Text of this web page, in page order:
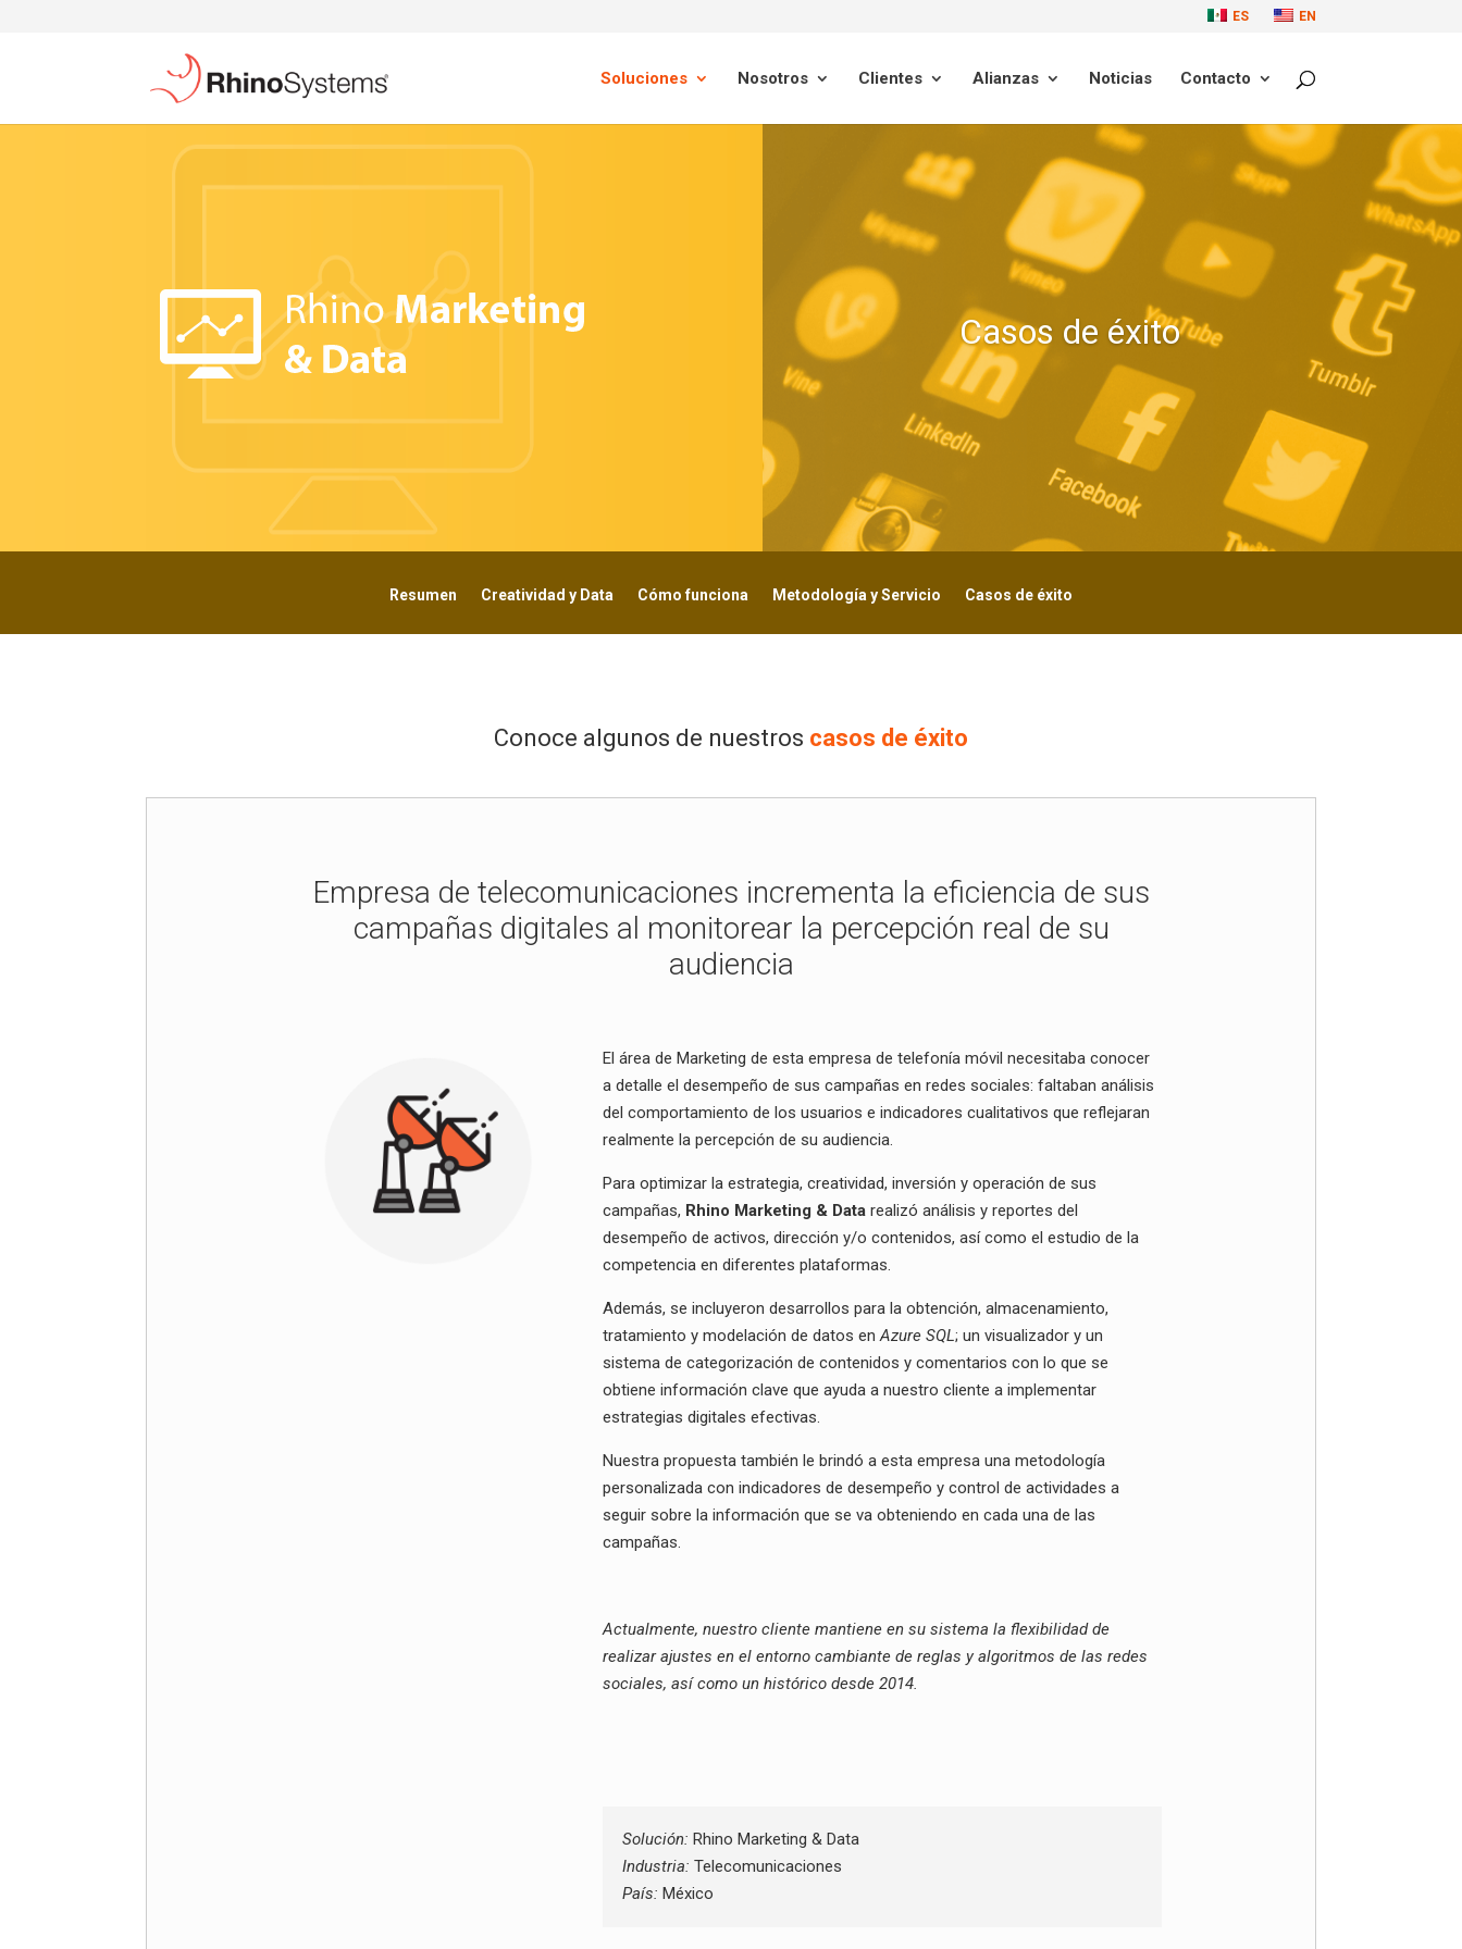
ES EN
Soluciones Nosotros Clientes Alianzas Noticias Contacto
Casos de éxito
Resumen Creatividad y Data Cómo funciona Metodología y Servicio Casos de éxito
Conoce algunos de nuestros casos de éxito
Empresa de telecomunicaciones incrementa la eficiencia de sus
campañas digitales al monitorear la percepción real de su
audiencia
El área de Marketing de esta empresa de telefonía móvil necesitaba conocer
a detalle el desempeño de sus campañas en redes sociales: faltaban análisis
del comportamiento de los usuarios e indicadores cualitativos que reflejaran
realmente la percepción de su audiencia.
Para optimizar la estrategia, creatividad, inversión y operación de sus
campañas, Rhino Marketing & Data realizó análisis y reportes del
desempeño de activos, dirección y/o contenidos, así como el estudio de la
competencia en diferentes plataformas.
Además, se incluyeron desarrollos para la obtención, almacenamiento,
tratamiento y modelación de datos enAzure SQL; un visualizador y un
sistema de categorización de contenidos y comentarios con lo que se
obtiene información clave que ayuda a nuestro cliente a implementar
estrategias digitales efectivas.
Nuestra propuesta también le brindó a esta empresa una metodología
personalizada con indicadores de desempeño y control de actividades a
seguir sobre la información que se va obteniendo en cada una de las
campañas.
Actualmente, nuestro cliente mantiene en su sistema la flexibilidad de
realizar ajustes en el entorno cambiante de reglas y algoritmos de las redes
sociales, así como un histórico desde 2014.
Solución:Rhino Marketing & Data
Industria:Telecomunicaciones
País:México